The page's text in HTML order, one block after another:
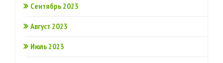
Сентябрь 2023
Август 2023
Июль 2023